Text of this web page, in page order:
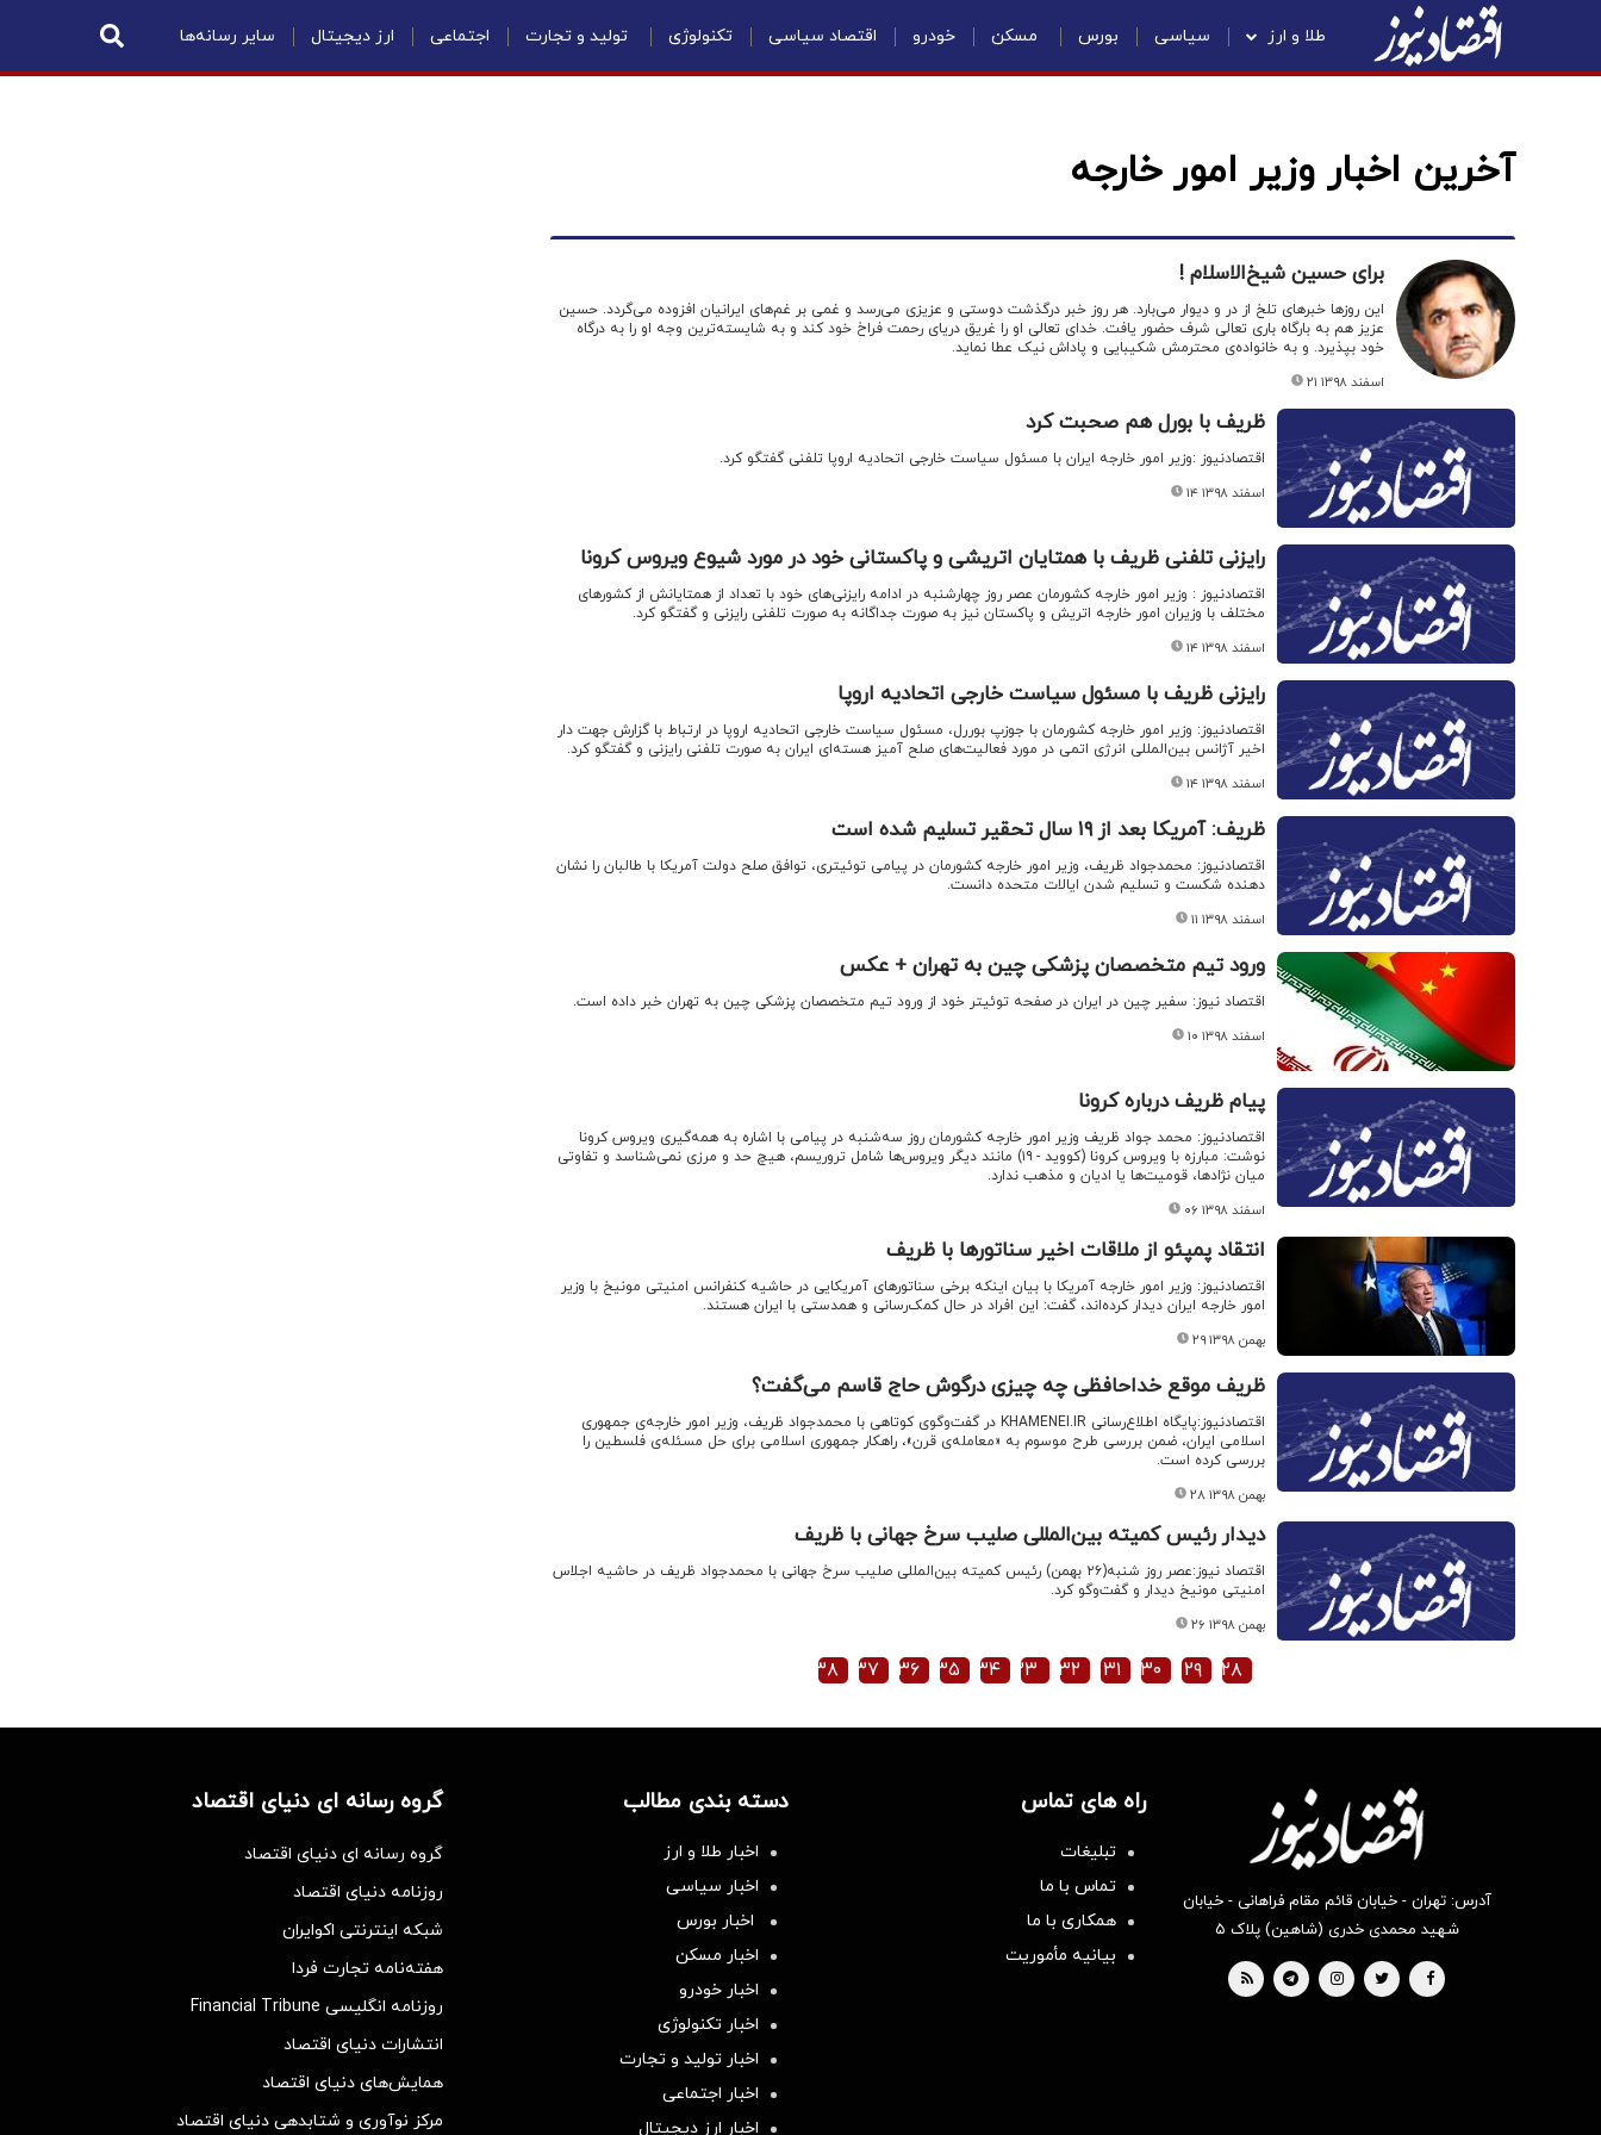
طلا و ارز سیاسی بورس مسکن خودرو اقتصاد سیاسی تکنولوژی تولید و تجارت اجتماعی ارز دیجیتال سایر رسانه‌ها
آخرین اخبار وزیر امور خارجه
برای حسین شیخ‌الاسلام !
این روزها خبرهای تلخ از در و دیوار می‌بارد. هر روز خبر درگذشت دوستی و عزیزی می‌رسد و غمی بر غم‌های ایرانیان افزوده می‌گردد. حسین
عزیز هم به بارگاه باری تعالی شرف حضور یافت. خدای تعالی او را غریق دریای رحمت فراخ خود کند و به شایسته‌ترین وجه او را به درگاه
خود بپذیرد. و به خانواده‌ی محترمش شکیبایی و پاداش نیک عطا نماید.
۲۱ اسفند ۱۳۹۸
ظریف با بورل هم صحبت کرد
اقتصادنیوز :وزیر امور خارجه ایران با مسئول سیاست خارجی اتحادیه اروپا تلفنی گفتگو کرد.
۱۴ اسفند ۱۳۹۸
رایزنی تلفنی ظریف با همتایان اتریشی و پاکستانی خود در مورد شیوع ویروس کرونا
اقتصادنیوز : وزیر امور خارجه کشورمان عصر روز چهارشنبه در ادامه رایزنی‌های خود با تعداد از همتایانش از کشورهای
مختلف با وزیران امور خارجه اتریش و پاکستان نیز به صورت جداگانه به صورت تلفنی رایزنی و گفتگو کرد.
۱۴ اسفند ۱۳۹۸
رایزنی ظریف با مسئول سیاست خارجی اتحادیه اروپا
اقتصادنیوز: وزیر امور خارجه کشورمان با جوزپ بوررل، مسئول سیاست خارجی اتحادیه اروپا در ارتباط با گزارش جهت دار
اخیر آژانس بین‌المللی انرژی اتمی در مورد فعالیت‌های صلح آمیز هسته‌ای ایران به صورت تلفنی رایزنی و گفتگو کرد.
۱۴ اسفند ۱۳۹۸
ظریف: آمریکا بعد از ۱۹ سال تحقیر تسلیم شده است
اقتصادنیوز: محمدجواد ظریف، وزیر امور خارجه کشورمان در پیامی توئیتری، توافق صلح دولت آمریکا با طالبان را نشان
دهنده شکست و تسلیم شدن ایالات متحده دانست.
۱۱ اسفند ۱۳۹۸
ورود تیم متخصصان پزشکی چین به تهران + عکس
اقتصاد نیوز: سفیر چین در ایران در صفحه توئیتر خود از ورود تیم متخصصان پزشکی چین به تهران خبر داده است.
۱۰ اسفند ۱۳۹۸
پیام ظریف درباره کرونا
اقتصادنیوز: محمد جواد ظریف وزیر امور خارجه کشورمان روز سه‌شنبه در پیامی با اشاره به همه‌گیری ویروس کرونا
نوشت: مبارزه با ویروس کرونا (کووید - ۱۹) مانند دیگر ویروس‌ها شامل تروریسم، هیچ حد و مرزی نمی‌شناسد و تفاوتی
میان نژادها، قومیت‌ها یا ادیان و مذهب ندارد.
۰۶ اسفند ۱۳۹۸
انتقاد پمپئو از ملاقات اخیر سناتورها با ظریف
اقتصادنیوز: وزیر امور خارجه آمریکا با بیان اینکه برخی سناتورهای آمریکایی در حاشیه کنفرانس امنیتی مونیخ با وزیر
امور خارجه ایران دیدار کرده‌اند، گفت: این افراد در حال کمک‌رسانی و همدستی با ایران هستند.
۲۹ بهمن ۱۳۹۸
ظریف موقع خداحافظی چه چیزی درگوش حاج قاسم می‌گفت؟
اقتصادنیوز:پایگاه اطلاع‌رسانی KHAMENEI.IR در گفت‌وگوی کوتاهی با محمدجواد ظریف، وزیر امور خارجه‌ی جمهوری
اسلامی ایران، ضمن بررسی طرح موسوم به «معامله‌ی قرن»، راهکار جمهوری اسلامی برای حل مسئله‌ی فلسطین را
بررسی کرده است.
۲۸ بهمن ۱۳۹۸
دیدار رئیس کمیته بین‌المللی صلیب سرخ جهانی با ظریف
اقتصاد نیوز:عصر روز شنبه(۲۶ بهمن) رئیس کمیته بین‌المللی صلیب سرخ جهانی با محمدجواد ظریف در حاشیه اجلاس
امنیتی مونیخ دیدار و گفت‌وگو کرد.
۲۶ بهمن ۱۳۹۸
۲۸ ۲۹ ۳۰ ۳۱ ۳۲ ۳۳ ۳۴ ۳۵ ۳۶ ۳۷ ۳۸
آدرس: تهران - خیابان قائم مقام فراهانی - خیابان
شهید محمدی خدری (شاهین) پلاک ۵
راه های تماس
تبلیغات
تماس با ما
همکاری با ما
بیانیه مأموریت
دسته بندی مطالب
اخبار طلا و ارز
اخبار سیاسی
اخبار بورس
اخبار مسکن
اخبار خودرو
اخبار تکنولوژی
اخبار تولید و تجارت
اخبار اجتماعی
اخبار ارز دیجیتال
گروه رسانه ای دنیای اقتصاد
گروه رسانه ای دنیای اقتصاد
روزنامه دنیای اقتصاد
شبکه اینترنتی اکوایران
هفته‌نامه تجارت فردا
روزنامه انگلیسی Financial Tribune
انتشارات دنیای اقتصاد
همایش‌های دنیای اقتصاد
مرکز نوآوری و شتابدهی دنیای اقتصاد